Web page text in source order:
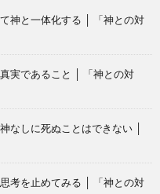
神と一体化する │ 「神との対
実であること │ 「神との対
神なしに死ぬことはできない │
思考を止めてみる │ 「神との対